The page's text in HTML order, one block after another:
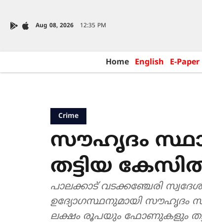
Aug 08, 2026 12:35 PM
Home English E-Paper
Crime
സൗഹൃദം
തട്ടിയ
പാലക്കാട് വടക്കഞ്ചേരി
ഉദ്യോഗസ്ഥനുമായി സൗഹൃദം
ലക്ഷം രൂപയും ഫോണുകളും